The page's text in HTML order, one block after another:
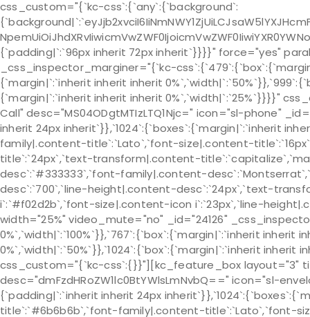
css_custom="{`kc-css`:{`any`:{`background`:
{`padding|`:`96px inherit 72px inherit`}}}}" force="yes"
_css_inspector_marginer="{`kc-
{`margin|`:`inherit inherit inherit
{`margin|`:`inherit inherit inherit 0%`,`width|`:`25%`}}}}"
Call" desc="MS04ODgtMTIzLTQ1Njc=" icon="sl-phone"
inherit 24px inherit`}},`1024`:{`boxes`:{`margin|`:`inherit
family|.content-title`:`Lato`,`font-size|.content-
title`:`24px`,`text-transform|.content-
desc`:`#333333`,`font-family|.content-
desc`:`700`,`line-height|.content-desc`:`24px`,`text-
i`:`#f02d2b`,`font-size|.content-icon i`:`23px`,`line-
width="25%" video_mute="no" _id="24126"
0%`,`width|`:`100%`}},`767`:{`box`:{`margin|`:`inherit inherit
0%`,`width|`:`50%`}},`1024`:{`box`:{`margin|`:`inherit
css_custom="{`kc-css`:{}}"][kc_feature_box layout="3"
desc="dmFzdHRoZW1lc0BtYWlsLmNvbQ==" icon="sl-
{`padding|`:`inherit inherit 24px
title`:`#6b6b6b`,`font-family|.content-title`:`Lato`,`font-